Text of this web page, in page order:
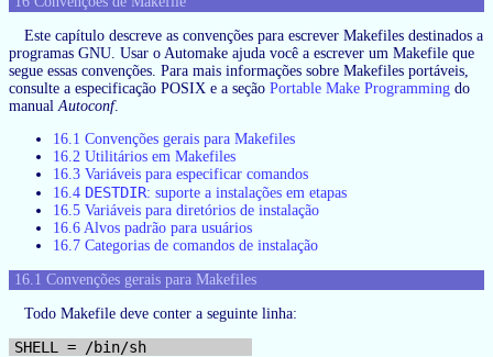
Este capítulo descreve as convenções para escrever Makefiles destinados a
programas GNU. Usar o Automake ajuda você a escrever um Makefile que
segue essas convenções. Para mais informações sobre Makefiles portáveis,
consulte a especificação POSIX e a seção Portable Make Programming do
manualAutoconf.
16.1 Convenções gerais para Makefiles
16.2 Utilitários em Makefiles
16.3 Variáveis para especificar comandos
16.4 DESTDIR: suporte a instalações em etapas
16.5 Variáveis para diretórios de instalação
16.6 Alvos padrão para usuários
16.7 Categorias de comandos de instalação
16.1 Convenções gerais para Makefiles
Todo Makefile deve conter a seguinte linha: